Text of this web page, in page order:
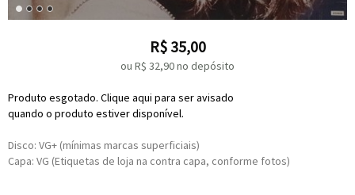
R$ 35,00
ou R$ 32,90no depósito
Produto esgotado. Clique aqui para ser avisado
quando o produto estiver disponível.
Disco: VG+ (mínimas marcas superficiais)
Capa: VG (Etiquetas de loja na contra capa, conforme fotos)